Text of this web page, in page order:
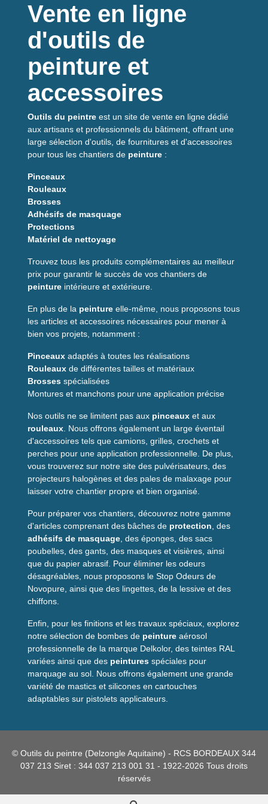
Protectionefficace contre salissures
Capucheintégrée pour la tête
Taille XL pour plus d'aisance
Légère et peu encombrante
Usage unique, hygiène assurée
Facile à enfiler et retirer
Caractéristiques
principales
Matière
Tissu synthétique léger, résistance aux
éclaboussures
Taille
XL, coupe ample pour superposition de vêtements
Capuche Intégrée pour protection complète de la tête
Entretien Usage unique, élimination conforme aux déchets
Confort
Liberté de mouvement et légèreté
Pourquoi choisir ce
produit ?
Si vous cherchez une solution simple pour protéger vos
répond aux besoins du chantier quotidien. Sa
évite les projections sur la tête et les cheveux, et la
coupe XL s'adapte facilement à plusieurs morphologies et aux
vêtements portés dessous.
Pour les artisans, elle est pratique lors d'interventions courtes
ou pour les tâches salissantes où laver une tenue
professionnelle n'est pas souhaitable. Pour les particuliers,
elle permet de travailler sereinement sans abîmer ses
protection contre projections de peinture
et d'enduits
est optimale pour un produit jetable : la combinaison évite les
éclaboussures sur le corps tout en restant respirante. Son
faible encombrement permet de la stocker facilement sur
chantier ou dans une boîte à outils.
Enfin, le caractère jetable facilite la gestion de l'hygiène : pas
de nettoyage à prévoir, élimination après usage pour éviter la
Conseils d'utilisation
Enfilez la combinaison par-dessus vos vêtements
habituels et ajustez la capuche avant de commencer.
Évitez les outils coupants à proximité immédiate pour
protection optimale, associez-la à des gants et lunettes
adaptés.
Questions fréquentes
Vente en ligne
d'outils de
peinture et
accessoires
Outils du peintre est un site de vente en ligne dédié
aux artisans et professionnels du bâtiment, offrant une
large sélection d'outils, de fournitures et d'accessoires
pour tous les chantiers de peinture :
Pinceaux
Rouleaux
Brosses
Adhésifs de masquage
Protections
Matériel de nettoyage
Trouvez tous les produits complémentaires au meilleur
prix pour garantir le succès de vos chantiers de
peinture intérieure et extérieure.
En plus de la peinture elle-même, nous proposons tous
les articles et accessoires nécessaires pour mener à
bien vos projets, notamment :
Pinceaux adaptés à toutes les réalisations
Rouleaux de différentes tailles et matériaux
Brosses spécialisées
Montures et manchons pour une application précise
Nos outils ne se limitent pas aux pinceaux et aux
rouleaux . Nous offrons également un large éventail
d'accessoires tels que camions, grilles, crochets et
perches pour une application professionnelle. De plus,
vous trouverez sur notre site des pulvérisateurs, des
projecteurs halogènes et des pales de malaxage pour
laisser votre chantier propre et bien organisé.
Pour préparer vos chantiers, découvrez notre gamme
d'articles comprenant des bâches de protection , des
adhésifs de masquage , des éponges, des sacs
poubelles, des gants, des masques et visières, ainsi
que du papier abrasif. Pour éliminer les odeurs
désagréables, nous proposons le Stop Odeurs de
Novopure, ainsi que des lingettes, de la lessive et des
chiffons.
Enfin, pour les finitions et les travaux spéciaux, explorez
notre sélection de bombes de peinture aérosol
professionnelle de la marque Delkolor, des teintes RAL
variées ainsi que des peintures spéciales pour
marquage au sol. Nous offrons également une grande
variété de mastics et silicones en cartouches
adaptables sur pistolets applicateurs.
© Outils du peintre (Delzongle Aquitaine) - RCS BORDEAUX 344
037 213 Siret : 344 037 213 001 31 - 1922-2026 Tous droits
réservés